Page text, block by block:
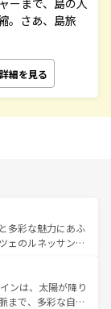
ーまで、島の人
。さあ、島旅
詳細を見る
多彩な魅力にあふ
ェのルネッサンス
マルフィ海岸の絶
合間には、本場の
を堪能することも
ンは、太陽が降り
まで、多彩な自然